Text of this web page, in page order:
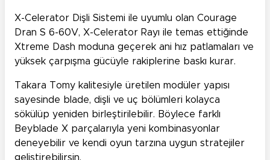
X-Celerator Dişli Sistemi ile uyumlu olan Courage
Dran S 6-60V, X-Celerator Rayı ile temas ettiğinde
Xtreme Dash moduna geçerek ani hız patlamaları ve
yüksek çarpışma gücüyle rakiplerine baskı kurar.
Takara Tomy kalitesiyle üretilen modüler yapısı
sayesinde blade, dişli ve uç bölümleri kolayca
sökülüp yeniden birleştirilebilir. Böylece farklı
Beyblade X parçalarıyla yeni kombinasyonlar
deneyebilir ve kendi oyun tarzına uygun stratejiler
geliştirebilirsin.